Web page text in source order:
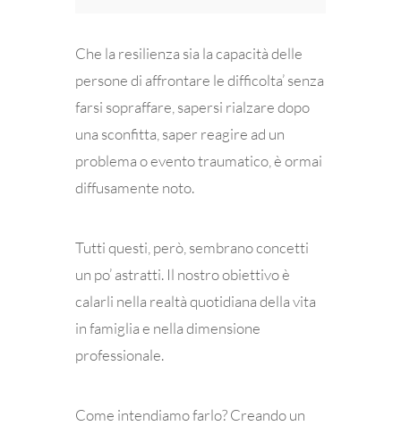
Che la resilienza sia la capacità delle
persone di affrontare le difficolta’ senza
farsi sopraffare, sapersi rialzare dopo
una sconfitta, saper reagire ad un
problema o evento traumatico, è ormai
diffusamente noto.
Tutti questi, però, sembrano concetti
un po’ astratti. Il nostro obiettivo è
calarli nella realtà quotidiana della vita
in famiglia e nella dimensione
professionale.
Come intendiamo farlo? Creando un